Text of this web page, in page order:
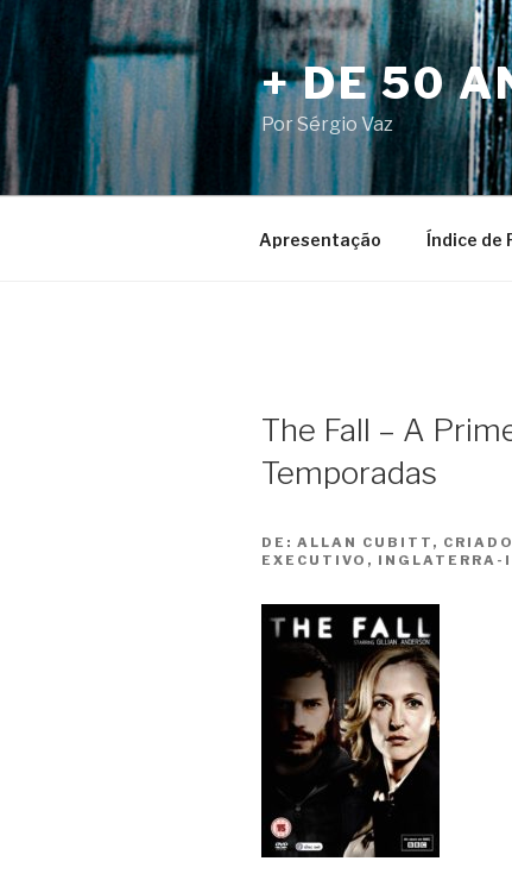
para
o
conteúdo
+ DE 50
Por Sérgio Vaz
Apresentação Índice de
The Fall – A
Temporadas
DE: ALLAN CUBITT,
EXECUTIVO,